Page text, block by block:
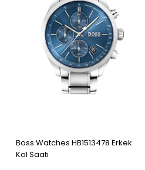
Boss Watches HB1513478 Erkek
Kol Saati